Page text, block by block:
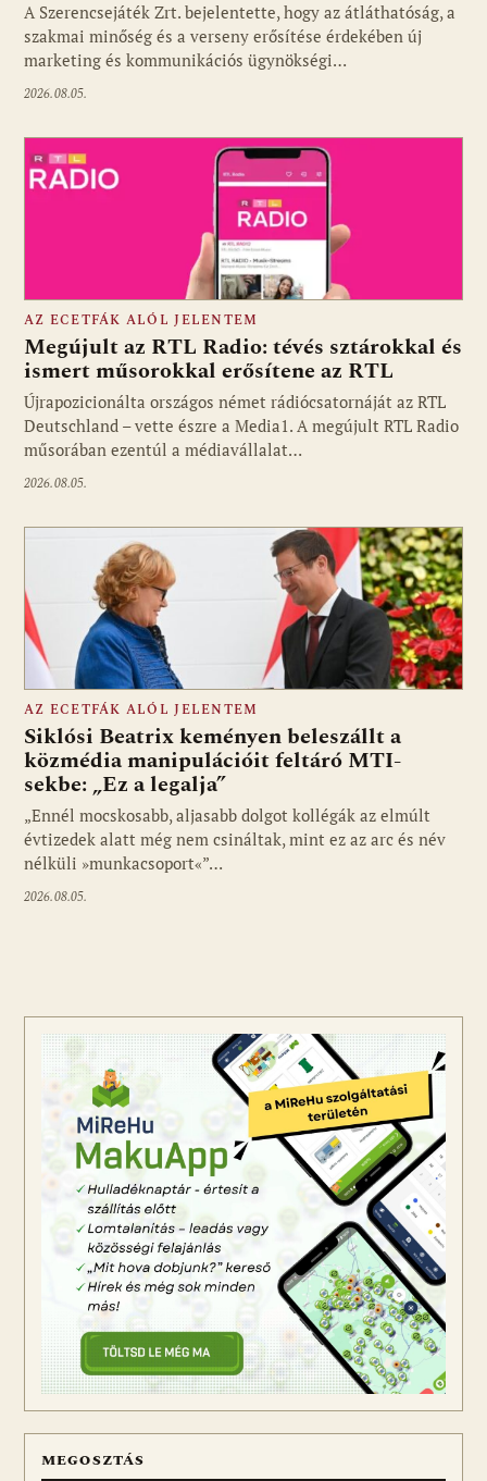
Fotó: media1.hu
A Szerencsejáték Zrt. bejelentette, hogy az átláthatóság, a
szakmai minőség és a verseny erősítése érdekében új
marketing és kommunikációs ügynökségi…
2026.08.05.
Fotó: media1.hu
AZ ECETFÁK ALÓL JELENTEM
Megújult az RTL Radio: tévés sztárokkal és
ismert műsorokkal erősítene az RTL
Újrapozicionálta országos német rádiócsatornáját az RTL
Deutschland – vette észre a Media1. A megújult RTL Radio
műsorában ezentúl a médiavállalat…
2026.08.05.
Fotó: media1.hu
AZ ECETFÁK ALÓL JELENTEM
Siklósi Beatrix keményen beleszállt a
közmédia manipulációit feltáró MTI-
sekbe: „Ez a legalja”
„Ennél mocskosabb, aljasabb dolgot kollégák az elmúlt
évtizedek alatt még nem csináltak, mint ez az arc és név
nélküli »munkacsoport«”…
2026.08.05.
MEGOSZTÁS